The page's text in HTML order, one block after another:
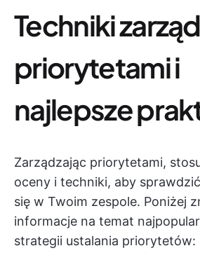
Techniki
priorytetami i
najlepsze
Zarządzając priorytetami,
oceny i techniki, aby
się w Twoim zespole. Poniżej
informacje na temat
strategii ustalania priorytetów: